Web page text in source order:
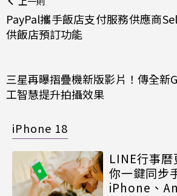
PayPal攜手飯店支付服務供應商
供飯店預訂功能
三星再曝摺疊機新版影片！傳全新
工智慧提升拍攝效果
iPhone 18
LINE行事
你一鍵同步
iPhone、